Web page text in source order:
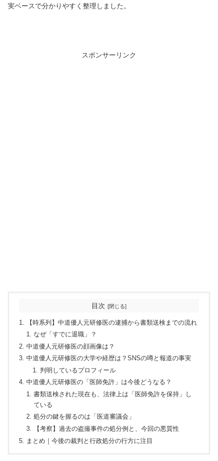
実ベースで分かりやすく整理しました。
スポンサーリンク
目次
【時系列】中道優人元研修医の逮捕から書類送検までの流れ
なぜ「すでに退職」？
中道優人元研修医の顔画像は？
中道優人元研修医の大学や経歴は？SNSの噂と報道の事実
判明しているプロフィール
中道優人元研修医の「医師免許」は今後どうなる？
書類送検された現在も、法律上は「医師免許を保持」し
ている
処分の鍵を握るのは「医道審議会」
【考察】過去の盗撮事件の処分例と、今回の悪質性
まとめ｜今後の裁判と行政処分の行方に注目